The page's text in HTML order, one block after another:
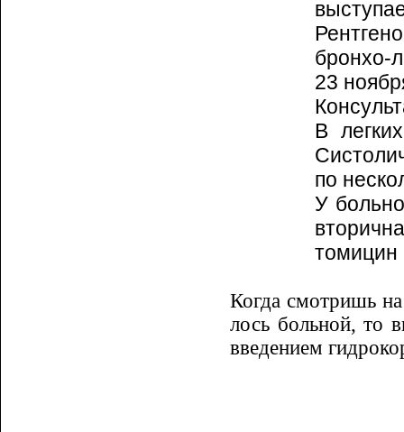
бронхо-
23
В
по
У
томицин
Когда смотришь
лось больной, то
введе­нием